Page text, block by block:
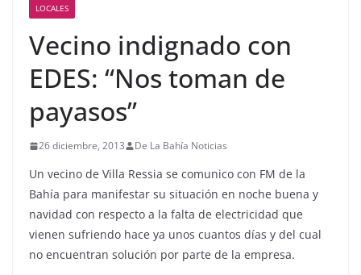
LOCALES
Vecino indignado con
EDES: “Nos toman de
payasos”
26 diciembre, 2013 De La Bahía Noticias
Un vecino de Villa Ressia se comunico con FM de la
Bahía para manifestar su situación en noche buena y
navidad con respecto a la falta de electricidad que
vienen sufriendo hace ya unos cuantos días y del cual
no encuentran solución por parte de la empresa.